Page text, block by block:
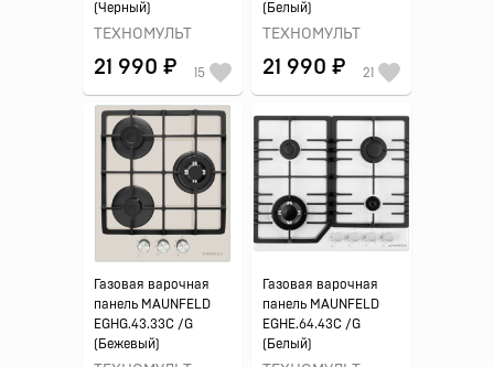
(Черный)
ТЕХНОМУЛЬТ
21 990 ₽ 15
(Белый)
ТЕХНОМУЛЬТ
21 990 ₽ 21
Газовая варочная
панель MAUNFELD
EGHG.43.33C /G
(Бежевый)
Газовая варочная
панель MAUNFELD
EGHE.64.43C /G
(Белый)